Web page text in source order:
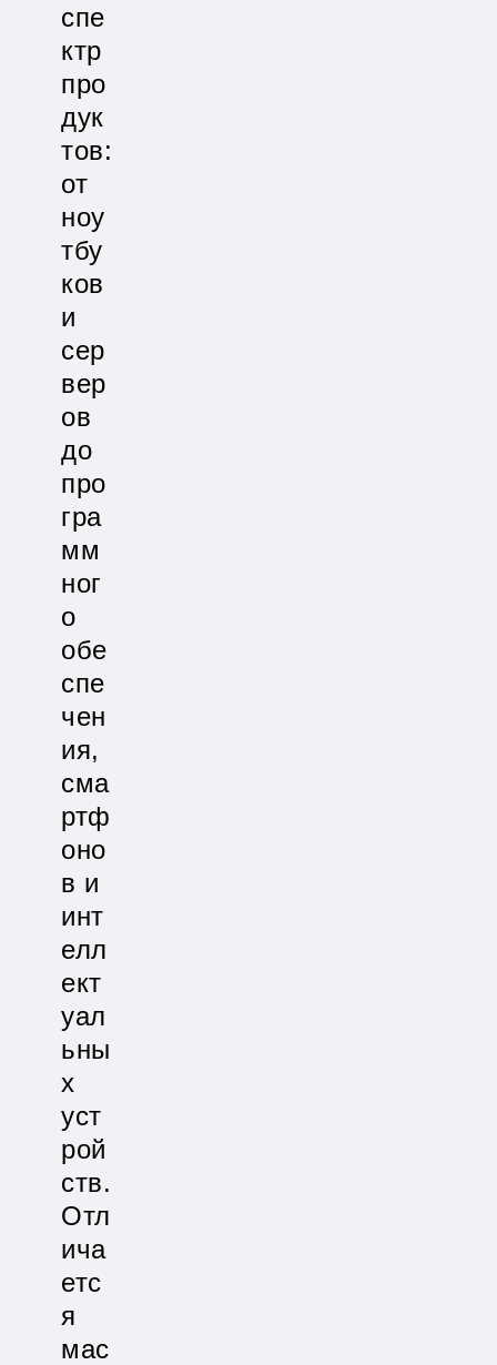
спе
ктр
про
дук
тов:
от
ноу
тбу
ков
и
сер
вер
ов
до
про
гра
мм
ног
о
обе
спе
чен
ия,
сма
ртф
оно
в и
инт
елл
ект
уал
ьны
х
уст
рой
ств.
Отл
ича
етс
я
мас